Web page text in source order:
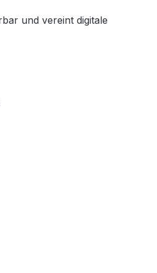
und vereint digitale